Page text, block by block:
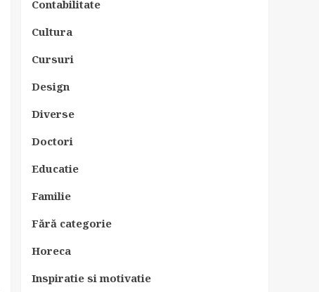
Contabilitate
Cultura
Cursuri
Design
Diverse
Doctori
Educatie
Familie
Fără categorie
Horeca
Inspiratie si motivatie